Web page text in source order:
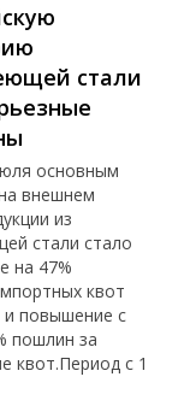
стали
основным
внешнем
из
стали стало
на 47%
квот
и повышение с
пошлин за
квот.Период с 1